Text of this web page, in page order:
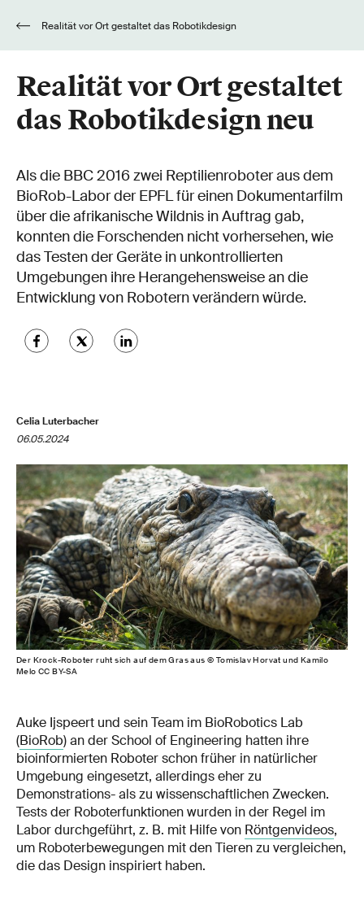
Realität vor Ort gestaltet
das Robotikdesign neu
Als die BBC 2016 zwei Reptilienroboter aus dem
BioRob-Labor der EPFL für einen Dokumentarfilm
über die afrikanische Wildnis in Auftrag gab,
konnten die Forschenden nicht vorhersehen, wie
das Testen der Geräte in unkontrollierten
Umgebungen ihre Herangehensweise an die
Entwicklung von Robotern verändern würde.
Celia Luterbacher
06.05.2024
Der Krock-Roboter ruht sich auf dem Gras aus © Tomislav Horvat und Kamilo
Melo CC BY-SA
Auke Ijspeert und sein Team im BioRobotics Lab
(BioRob) an der School of Engineering hatten ihre
bioinformierten Roboter schon früher in natürlicher
Umgebung eingesetzt, allerdings eher zu
Demonstrations- als zu wissenschaftlichen Zwecken.
Tests der Roboterfunktionen wurden in der Regel im
Labor durchgeführt, z. B. mit Hilfe von Röntgenvideos,
um Roboterbewegungen mit den Tieren zu vergleichen,
die das Design inspiriert haben.